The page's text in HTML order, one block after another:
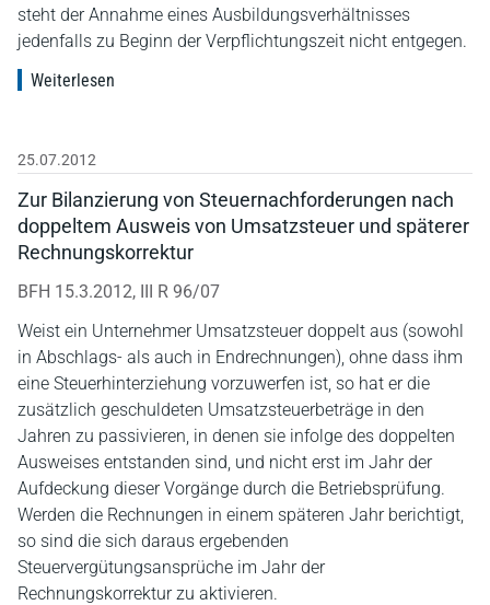
steht der Annahme eines Ausbildungsverhältnisses
jedenfalls zu Beginn der Verpflichtungszeit nicht entgegen.
Weiterlesen
25.07.2012
Zur Bilanzierung von Steuernachforderungen nach
doppeltem Ausweis von Umsatzsteuer und späterer
Rechnungskorrektur
BFH 15.3.2012, III R 96/07
Weist ein Unternehmer Umsatzsteuer doppelt aus (sowohl
in Abschlags- als auch in Endrechnungen), ohne dass ihm
eine Steuerhinterziehung vorzuwerfen ist, so hat er die
zusätzlich geschuldeten Umsatzsteuerbeträge in den
Jahren zu passivieren, in denen sie infolge des doppelten
Ausweises entstanden sind, und nicht erst im Jahr der
Aufdeckung dieser Vorgänge durch die Betriebsprüfung.
Werden die Rechnungen in einem späteren Jahr berichtigt,
so sind die sich daraus ergebenden
Steuervergütungsansprüche im Jahr der
Rechnungskorrektur zu aktivieren.